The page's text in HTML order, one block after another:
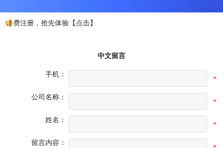
费注册，抢先体验【点击】
中文留言
手机：
*
公司名称：
*
姓名：
*
留言内容：